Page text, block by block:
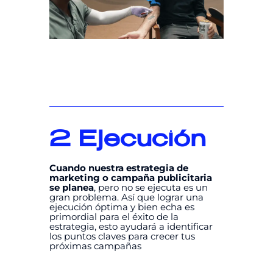
2 Ejecución
Cuando nuestra estrategia de
marketing o campaña publicitaria
se planea, pero no se ejecuta es un
gran problema. Así que lograr una
ejecución óptima y bien echa es
primordial para el éxito de la
estrategia, esto ayudará a identificar
los puntos claves para crecer tus
próximas campañas